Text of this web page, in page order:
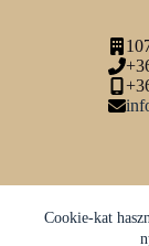
Cookie-kat